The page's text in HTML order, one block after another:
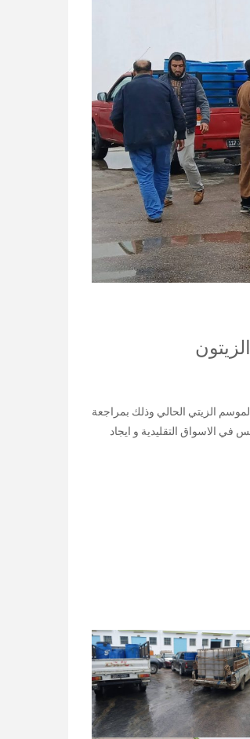
في الاسواق التقليدية و ايجاد